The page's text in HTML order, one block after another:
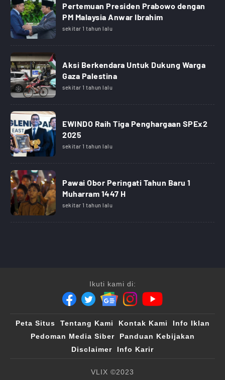
Pertemuan Presiden Prabowo dengan
PM Malaysia Anwar Ibrahim
sekitar 1 tahun lalu
Aksi Berkendara Untuk Dukung Warga
Gaza Palestina
sekitar 1 tahun lalu
EWINDO Raih Tiga Penghargaan SPEx2
2025
sekitar 1 tahun lalu
Pawai Obor Peringati Tahun Baru 1
Muharram 1447 H
sekitar 1 tahun lalu
Ikuti kami di:
Peta Situs Tentang Kami Kontak Kami
Info Iklan
Pedoman Media Siber
Panduan Kebijakan
Disclaimer
Info Karir
VLIX ©2023